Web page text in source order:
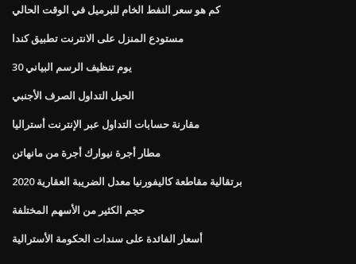
كم هو سعر النفط الخام للبرميل في الوقت الحالي
مستودع المنزل على الانترنت تطبيق كندا
30 يوم تنظيف الرسم البياني
الحيل التداول الصرف الأجنبي
مقارنة حسابات التداول عبر الإنترنت أستراليا
مطار أجرة نيوارك أجرة من مانهاتن
برتقالية مقاطعة كاليفورنيا معدل الضريبة العقارية 2020
حجم الكثير من الأسهم المختلفة
أسعار الفائدة على سندات الحكومة الأسترالية